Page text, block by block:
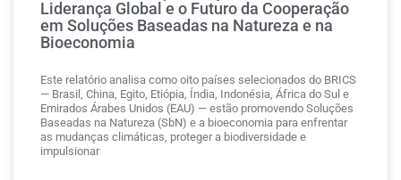
Liderança Global e o Futuro da Cooperação
em Soluções Baseadas na Natureza e na
Bioeconomia
Este relatório analisa como oito países selecionados do BRICS
— Brasil, China, Egito, Etiópia, Índia, Indonésia, África do Sul e
Emirados Árabes Unidos (EAU) — estão promovendo Soluções
Baseadas na Natureza (SbN) e a bioeconomia para enfrentar
as mudanças climáticas, proteger a biodiversidade e
impulsionar